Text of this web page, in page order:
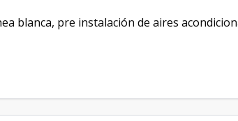
blanca, pre instalación de aires